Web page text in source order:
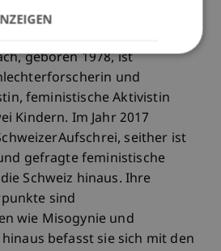
wird und die Welt verändert.
geboren 1978, ist
und
feministische Aktivistin
Kindern. Im Jahr 2017
seither ist
gefragte feministische
Schweiz hinaus. Ihre
sind
wie Misogynie und
befasst sie sich mit den